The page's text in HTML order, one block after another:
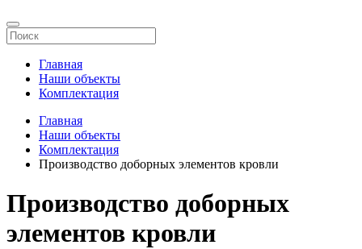
Главная
Наши объекты
Комплектация
Главная
Наши объекты
Комплектация
Производство доборных элементов кровли
Производство доборных
элементов кровли